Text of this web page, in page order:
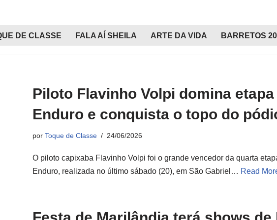
DE CLASSE FALA AÍ SHEILA ARTE DA VIDA BARRETOS
Piloto Flavinho Volpi domina
Enduro e conquista o topo do
por Toque de Classe 24/06/2026
O piloto capixaba Flavinho Volpi foi o grande vencedor da quarta
Enduro, realizada no último sábado (20), em São Gabriel… Read